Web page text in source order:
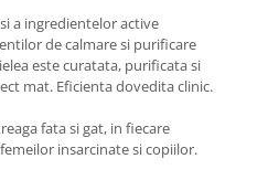
a ingredientelor active
de calmare si purificare
este curatata, purificata si
mat. Eficienta dovedita clinic.
fata si gat, in fiecare
insarcinate si copiilor.